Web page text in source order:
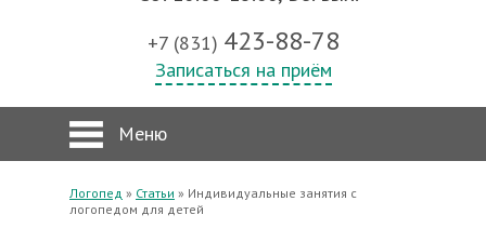
+7 (831) 423-88-78
Записаться на приём
Меню
Логопед » Статьи » Индивидуальные занятия с
логопедом для детей